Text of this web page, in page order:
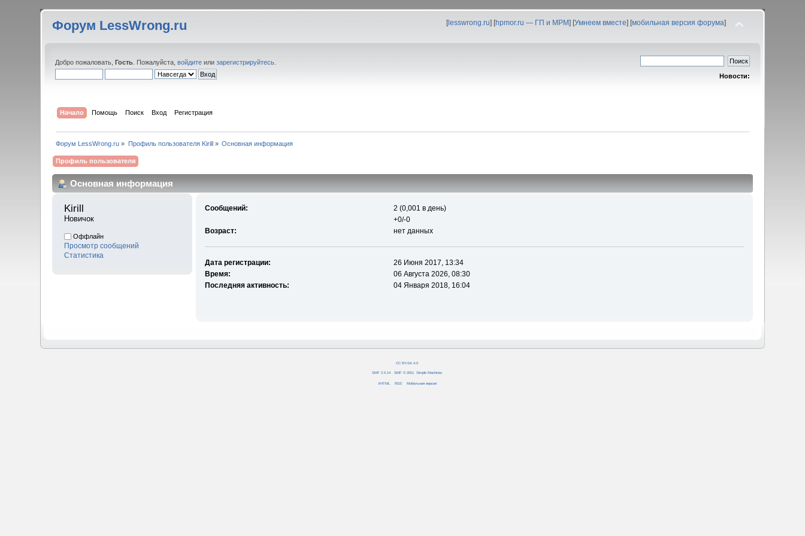
Форум LessWrong.ru [lesswrong.ru] [hpmor.ru — ГП и МРМ] [Умнеем вместе] [мобильная версия форума]
Добро пожаловать,Гость . Пожалуйста,войдите илизарегистрируйтесь
Новости:
Начало Помощь Поиск Вход Регистрация
Форум LessWrong.ru » Профиль пользователя Kirill» Основная информация
Профиль пользователя
Основная информация
Kirill
Новичок
Оффлайн
Просмотр сообщений
Статистика
Сообщений:
2 (0,001 в день)
+0/-0
Возраст:
нет данных
Дата регистрации:
26 Июня 2017, 13:34
Время:
06 Августа 2026, 08:30
Последняя активность:
04 Января 2018, 16:04
CC BY-SA 4.0
SMF 2.0.14 SMF © 2011 Simple Machines
XHTML RSS Мобильная версия